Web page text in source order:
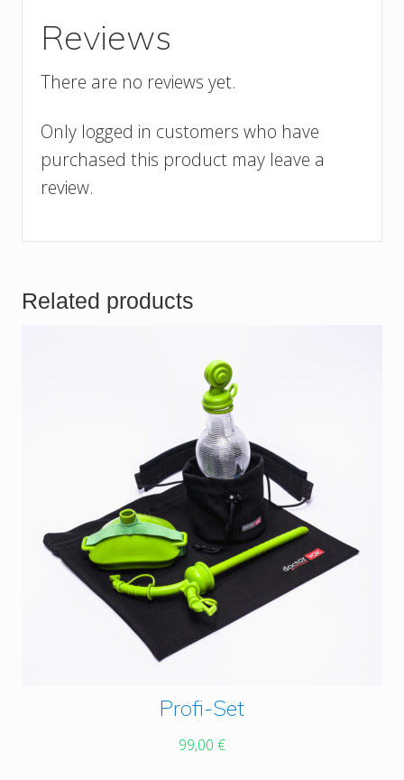
Reviews
There are no reviews yet.
Only logged in customers who have
purchased this product may leave a
review.
Related products
Profi-Set
99,00 €